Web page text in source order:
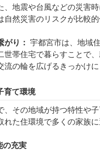
、地震や台風などの災害
自然災害のリスクが比較
がり： 宇都宮市は、地域
世帯住宅で暮らすことで
の輪を広げるきっかけに
育て環境
、その地域が持つ特性や
た住環境で多くの家族に
の充実